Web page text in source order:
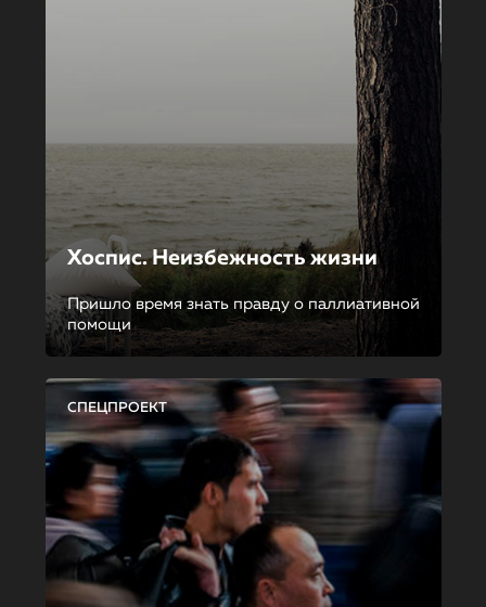
Хоспис. Неизбежность жизни
Пришло время знать правду о паллиативной
помощи
СПЕЦПРОЕКТ